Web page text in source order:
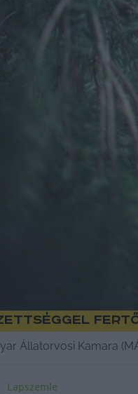
Állatorvosi Kamara
Lapszemle